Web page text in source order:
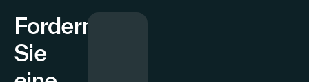
Fordern
Sie